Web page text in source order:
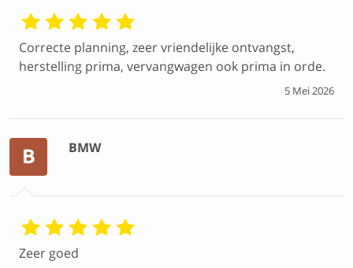
Correcte planning, zeer vriendelijke ontvangst,
herstelling prima, vervangwagen ook prima in orde.
5 Mei 2026
B BMW
Zeer goed